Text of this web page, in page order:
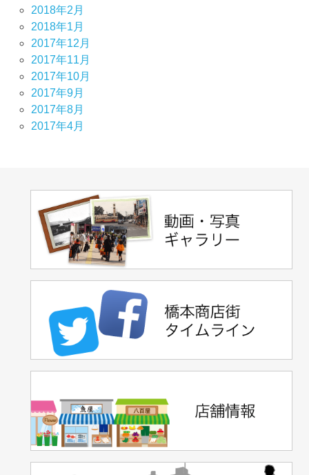
2018年2月
2018年1月
2017年12月
2017年11月
2017年10月
2017年9月
2017年8月
2017年4月